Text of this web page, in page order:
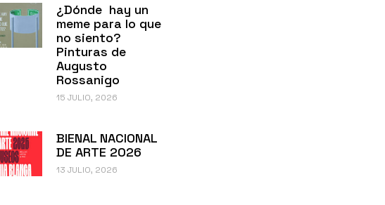
¿Dónde hay un
meme para lo que
no siento?
Pinturas de
Augusto
Rossanigo
15 JULIO, 2026
BIENAL NACIONAL
DE ARTE 2026
13 JULIO, 2026